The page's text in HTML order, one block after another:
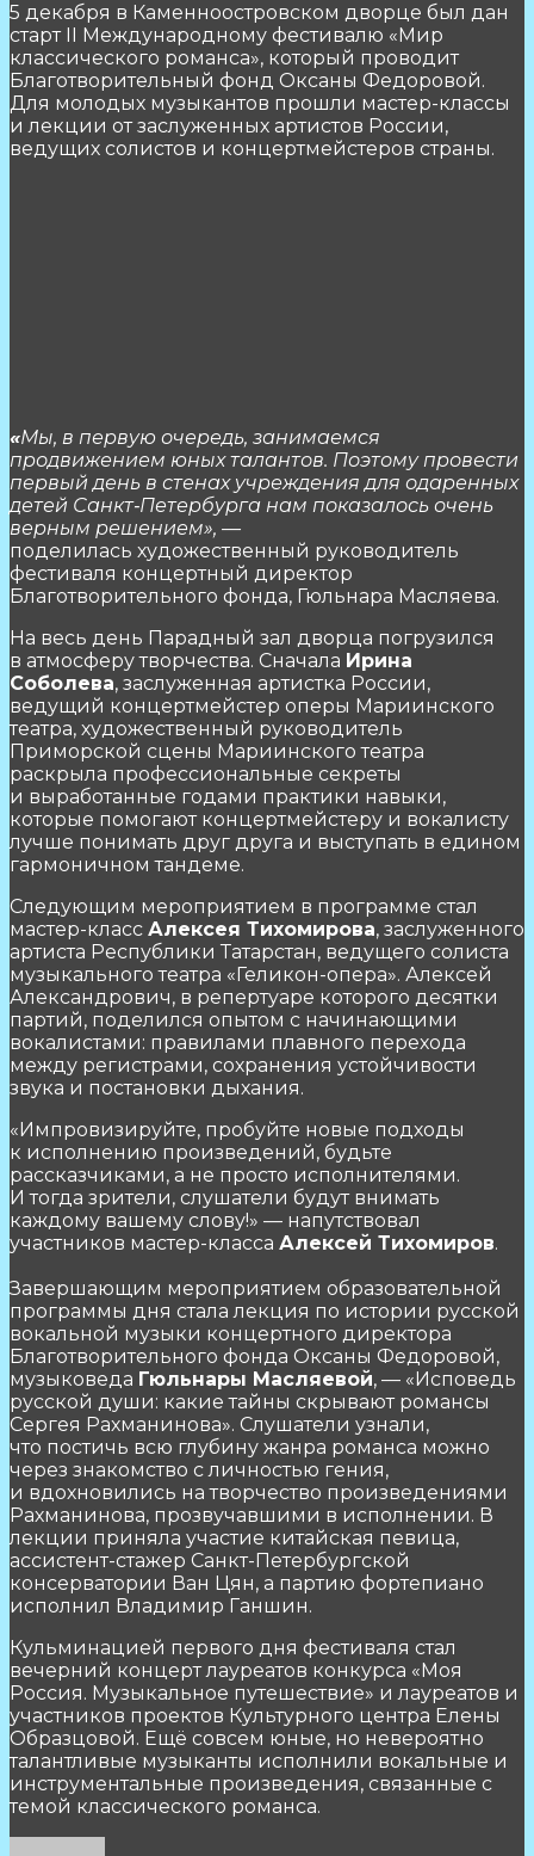
5 декабря в Каменноостровском дворце был дан
старт II Международному фестивалю «Мир
классического романса», который проводит
Благотворительный фонд Оксаны Федоровой.
Для молодых музыкантов прошли мастер-классы
и лекции от заслуженных артистов России,
ведущих солистов и концертмейстеров страны.
«Мы, в первую очередь, занимаемся
продвижением юных талантов. Поэтому провести
первый день в стенах учреждения для одаренных
детей Санкт‑Петербурга нам показалось очень
верным решением», —
поделилась художественный руководитель
фестиваля концертный директор
Благотворительного фонда, Гюльнара Масляева.
На весь день Парадный зал дворца погрузился
в атмосферу творчества. Сначала Ирина
Соболева, заслуженная артистка России,
ведущий концертмейстер оперы Мариинского
театра, художественный руководитель
Приморской сцены Мариинского театра
раскрыла профессиональные секреты
и выработанные годами практики навыки,
которые помогают концертмейстеру и вокалисту
лучше понимать друг друга и выступать в едином
гармоничном тандеме.
Следующим мероприятием в программе стал
мастер-класс Алексея Тихомирова, заслуженного
артиста Республики Татарстан, ведущего солиста
музыкального театра «Геликон-опера». Алексей
Александрович, в репертуаре которого десятки
партий, поделился опытом с начинающими
вокалистами: правилами плавного перехода
между регистрами, сохранения устойчивости
звука и постановки дыхания.
«Импровизируйте, пробуйте новые подходы
к исполнению произведений, будьте
рассказчиками, а не просто исполнителями.
И тогда зрители, слушатели будут внимать
каждому вашему слову!» — напутствовал
участников мастер-класса Алексей Тихомиров.
Завершающим мероприятием образовательной
программы дня стала лекция по истории русской
вокальной музыки концертного директора
Благотворительного фонда Оксаны Федоровой,
музыковеда Гюльнары Масляевой, — «Исповедь
русской души: какие тайны скрывают романсы
Сергея Рахманинова». Слушатели узнали,
что постичь всю глубину жанра романса можно
через знакомство с личностью гения,
и вдохновились на творчество произведениями
Рахманинова, прозвучавшими в исполнении. В
лекции приняла участие китайская певица,
ассистент-стажер Санкт-Петербургской
консерватории Ван Цян, а партию фортепиано
исполнил Владимир Ганшин.
Кульминацией первого дня фестиваля стал
вечерний концерт лауреатов конкурса «Моя
Россия. Музыкальное путешествие» и лауреатов и
участников проектов Культурного центра Елены
Образцовой. Ещё совсем юные, но невероятно
талантливые музыканты исполнили вокальные и
инструментальные произведения, связанные с
темой классического романса.